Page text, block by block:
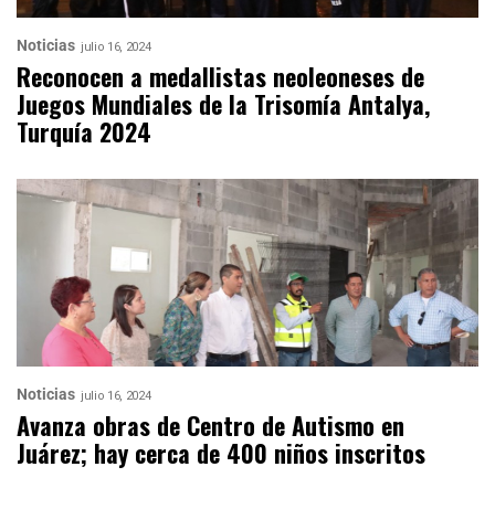
Noticias julio 16, 2024
Reconocen a medallistas neoleoneses de
Juegos Mundiales de la Trisomía Antalya,
Turquía 2024
Noticias julio 16, 2024
Avanza obras de Centro de Autismo en
Juárez; hay cerca de 400 niños inscritos